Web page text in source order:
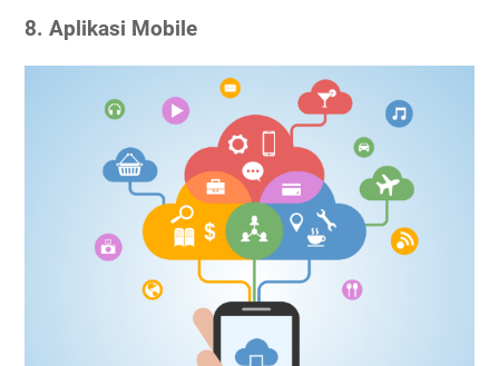
8. Aplikasi Mobile